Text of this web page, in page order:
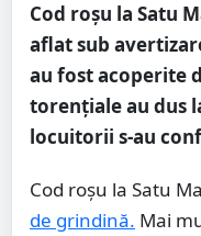
Cod roșu la Satu
aflat sub
au fost acoperite
torențiale au dus
locuitorii s-au
Cod roșu la Satu
de grindină. Mai